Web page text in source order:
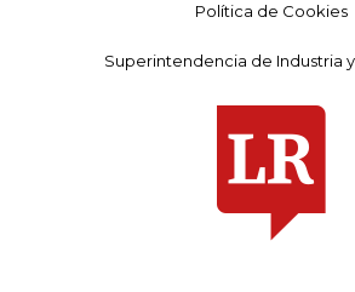
Política de Cookies
Superintendencia de Industria